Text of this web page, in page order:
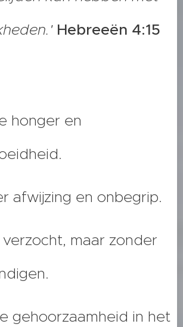
Hebreeën 4:15
honger en
afwijzing en onbegrip.
maar zonder
gehoorzaamheid in het